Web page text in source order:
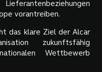
vorantreiben.
das klare Ziel der Alcar
zukunftsfähig
Wettbewerb